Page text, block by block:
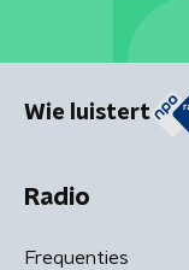
Wie luistert
Radio
Frequenties